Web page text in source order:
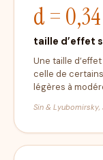
d = 0,34
taille d’effet
Une taille
celle de
légères à
Sin & Lyubomirsky,